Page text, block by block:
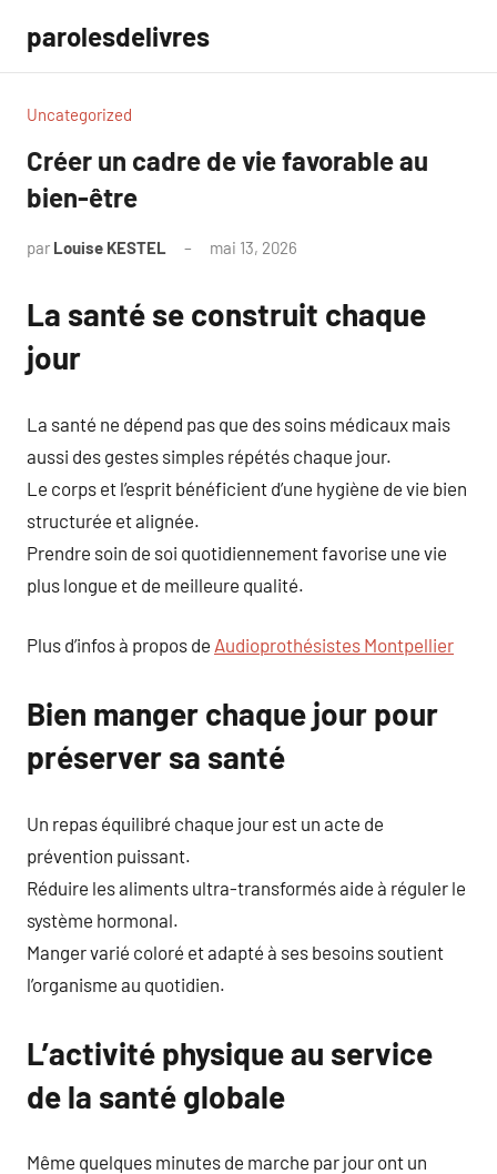
contenu
parolesdelivres
Uncategorized
Créer un cadre de vie favorable au
bien-être
par Louise KESTEL mai 13, 2026
La santé se construit chaque
jour
La santé ne dépend pas que des soins médicaux mais
aussi des gestes simples répétés chaque jour.
Le corps et l’esprit bénéficient d’une hygiène de vie bien
structurée et alignée.
Prendre soin de soi quotidiennement favorise une vie
plus longue et de meilleure qualité.
Plus d’infos à propos de Audioprothésistes Montpellier
Bien manger chaque jour pour
préserver sa santé
Un repas équilibré chaque jour est un acte de
prévention puissant.
Réduire les aliments ultra-transformés aide à réguler le
système hormonal.
Manger varié coloré et adapté à ses besoins soutient
l’organisme au quotidien.
L’activité physique au service
de la santé globale
Même quelques minutes de marche par jour ont un